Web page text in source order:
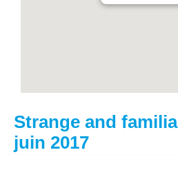
Strange and
juin 2017